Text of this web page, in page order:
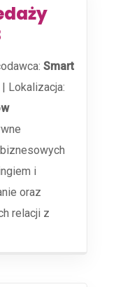
Smart
| Lokalizacja:
i
oraz
relacji z